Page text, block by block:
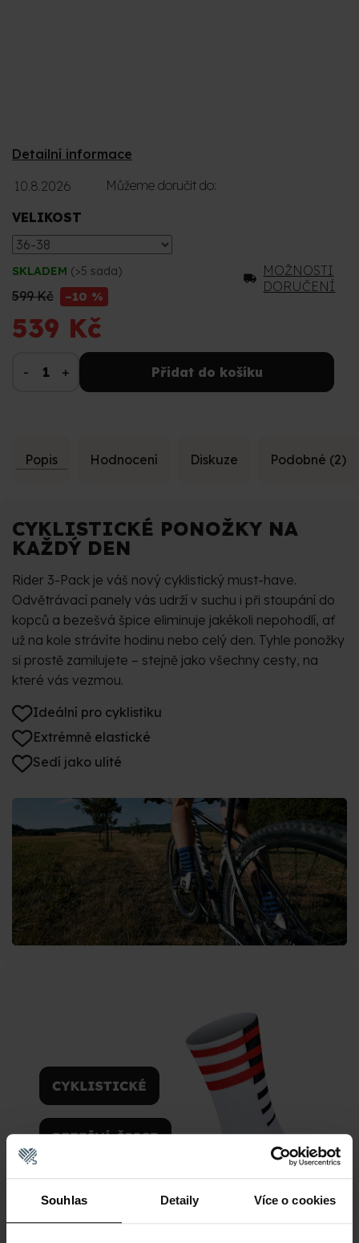
Souhlas Detaily Více o cookies
599 Kč –10 %
539 Kč
SKLADEM (>5 sada)
VELIKOST
Můžeme doručit do:
10.8.2026
MOŽNOSTI
DORUČENÍ
Přidat do košíku
Detailní informace
Popis Podobné (2)
Hodnocení Diskuze
CYKLISTICKÉ PONOŽKY NA
KAŽDÝ DEN
Rider 3-Pack je váš nový cyklistický must-have.
Odvětrávací panely vás udrží v suchu i při stoupání do
kopců a bezešvá špice eliminuje jakékoli nepohodlí, ať
už na kole strávíte hodinu nebo celý den. Tyhle ponožky
si prostě zamilujete – stejně jako všechny cesty, na
které vás vezmou.
Ideální pro cyklistiku
Extrémně elastické
Sedí jako ulité